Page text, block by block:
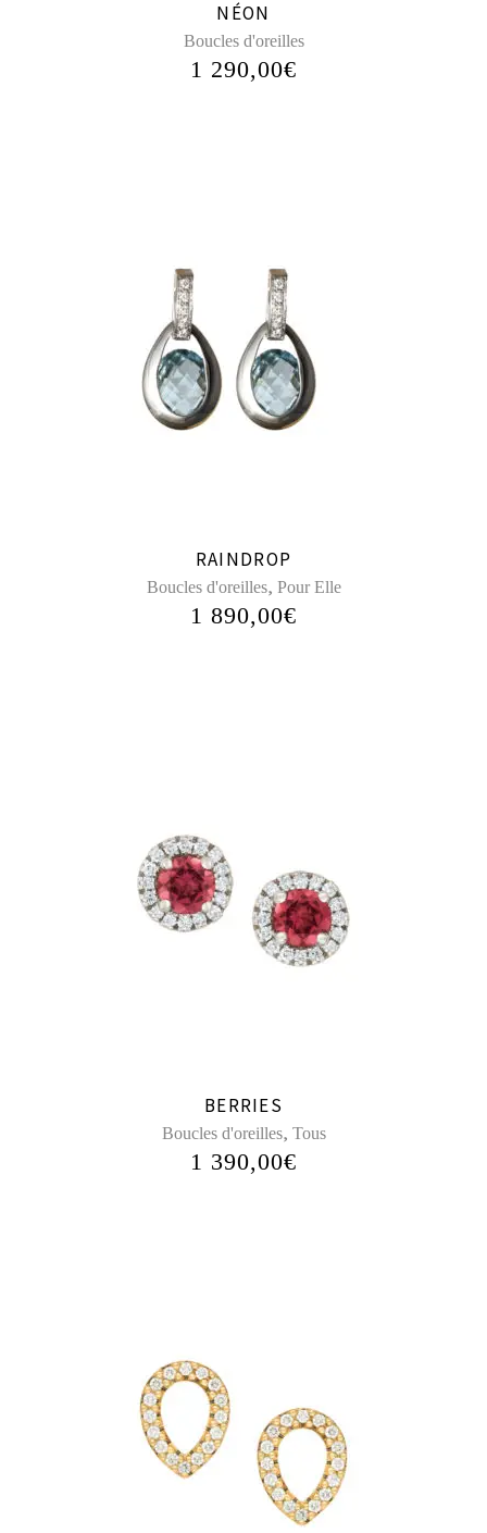
NÉON
Boucles d'oreilles
1 290,00€
RAINDROP
Boucles d'oreilles, Pour Elle
1 890,00€
BERRIES
Boucles d'oreilles, Tous
1 390,00€